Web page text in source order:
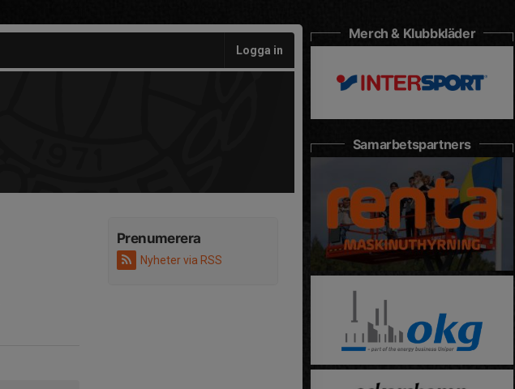
Logga in
Prenumerera
Nyheter via RSS
Merch & Klubbkläder
Samarbetspartners